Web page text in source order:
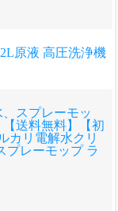
原液 高圧洗浄機
スプレーモッ
【送料無料】【初
カリ電解水クリ
プレーモップ ラ